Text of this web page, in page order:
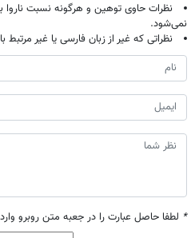
نظرات حاوی توهین و هرگونه نسبت
نمی‌شود.
نظراتی که غیر از زبان فارسی یا غیر
* لطفا حاصل عبارت را در جعبه متن روبرو